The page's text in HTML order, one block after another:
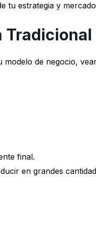
tu estrategia y
de negocio,
final.
en grandes